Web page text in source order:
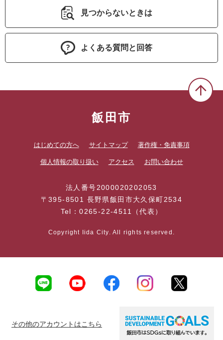
見つからないときは
よくある質問と回答
飯田市
はじめての方へ サイトマップ 著作権・免責事項
個人情報の取り扱い アクセス お問い合わせ
法人番号2000020202053
〒395-8501 長野県飯田市大久保町2534
Tel：0265-22-4511（代表）
Copyright Iida City. All rights reserved.
その他のアカウントはこちら